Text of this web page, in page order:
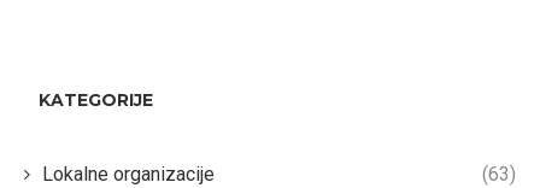
KATEGORIJE
Lokalne organizacije (63)